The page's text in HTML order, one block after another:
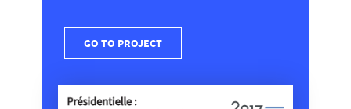
GO TO PROJECT